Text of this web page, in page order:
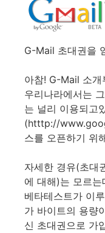
G-Mail 초대권을
아참! G-Mail 소개
우리나라에서는
는 널리 이용되고
(htttp://
스를 오픈하기 위
자세한 경유(초대
에 대해)는 모르
베타테스트가 이
가 바이트의 용량
신 초대권으로 가